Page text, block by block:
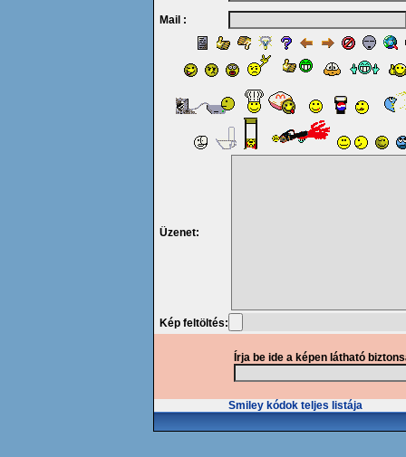
Mail :
Üzenet:
Kép feltöltés:
Írja be ide a képen látható
Smiley kódok teljes listája